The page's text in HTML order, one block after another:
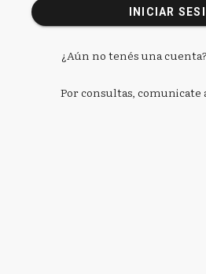
INICIAR
¿Aún no tenés una cuenta?
Por consultas, comunicate